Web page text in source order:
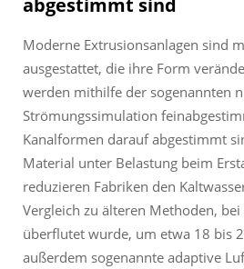
Moderne Extrusionsanlagen sind
ausgestattet, die ihre Form
werden mithilfe der sogenannten
Strömungssimulation
Kanalformen darauf abgestimmt
Material unter Belastung beim
reduzieren Fabriken den
Vergleich zu älteren Methoden,
überflutet wurde, um etwa 18 bis
außerdem sogenannte adaptive